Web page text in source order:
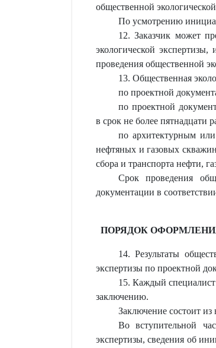
общественной
По усмотрению
12. Заказчик может
экологической
проведения общественной
13. Общественная
по проектной
по проектной
в срок не более пятнадцати
по архитектурным
нефтяных и газовых
сбора и транспорта нефти,
Срок проведения
документации в
ПОРЯДОК
14. Результаты
экспертизы по проектной
15. Каждый специалист
заключению.
Заключение состоит
Во вступительной
экспертизы, сведения об